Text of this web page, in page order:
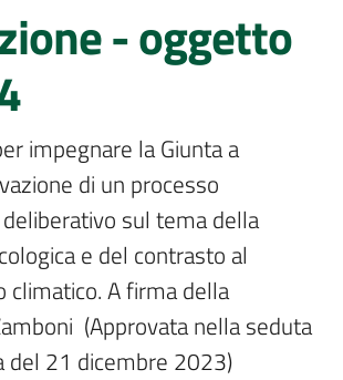
- oggetto
impegnare la Giunta a
di un processo
sul tema della
e del contrasto al
climatico. A firma della
(Approvata nella seduta
del 21 dicembre 2023)